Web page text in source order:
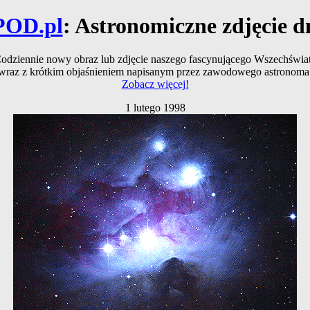
: Astronomiczne zdjęcie
nowy obraz lub zdjęcie naszego fascynującego
z krótkim objaśnieniem napisanym przez zawodowego
Zobacz więcej!
1 lutego 1998